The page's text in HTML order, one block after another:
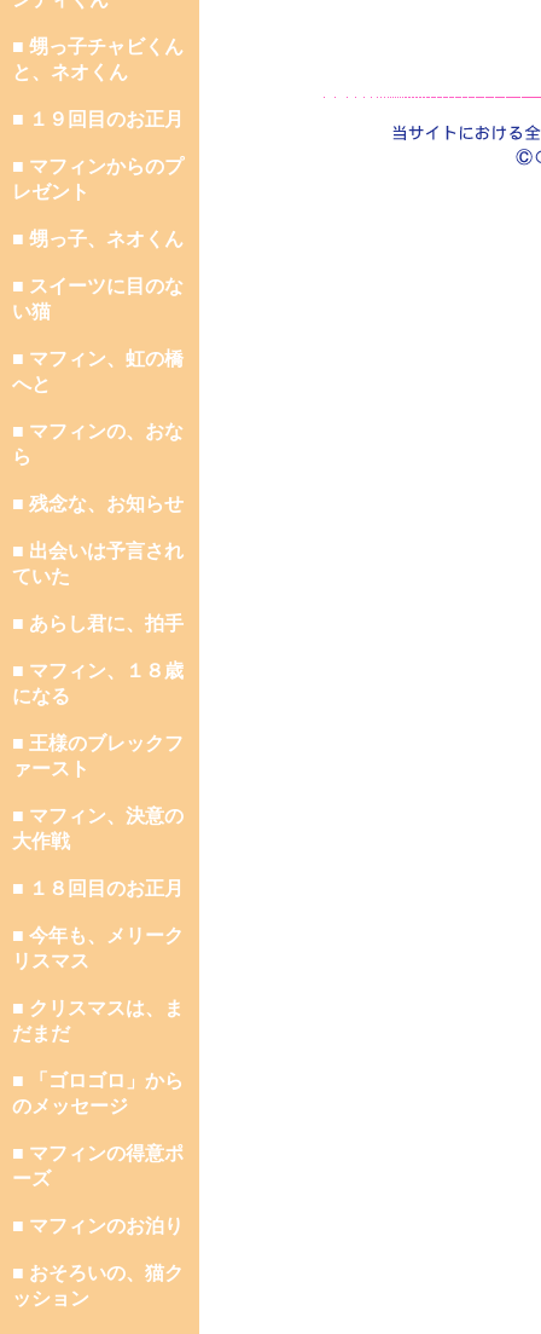
■ 甥っ子チャビくん
と、ネオくん
■ １９回目のお正月
■ マフィンからのプ
レゼント
■ 甥っ子、ネオくん
■ スイーツに目のな
い猫
■ マフィン、虹の橋
へと
■ マフィンの、おな
ら
■ 残念な、お知らせ
■ 出会いは予言され
ていた
■ あらし君に、拍手
■ マフィン、１８歳
になる
■ 王様のブレックフ
ァースト
■ マフィン、決意の
大作戦
■ １８回目のお正月
■ 今年も、メリーク
リスマス
■ クリスマスは、ま
だまだ
■ 「ゴロゴロ」から
のメッセージ
■ マフィンの得意ポ
ーズ
■ マフィンのお泊り
■ おそろいの、猫ク
ッション